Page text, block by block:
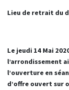
Lieu de retrait du
Le jeudi 14 Mai
l’arrondissement
l’ouverture en
d’offre ouvert sur